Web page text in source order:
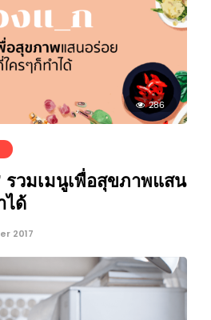
286
รวมเมนูเพื่อสุขภาพแสน
ได้
2017